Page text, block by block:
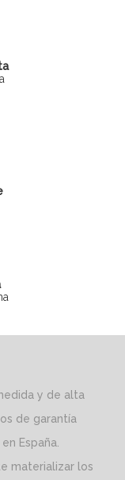
y de alta
de garantía
España.
materializar los